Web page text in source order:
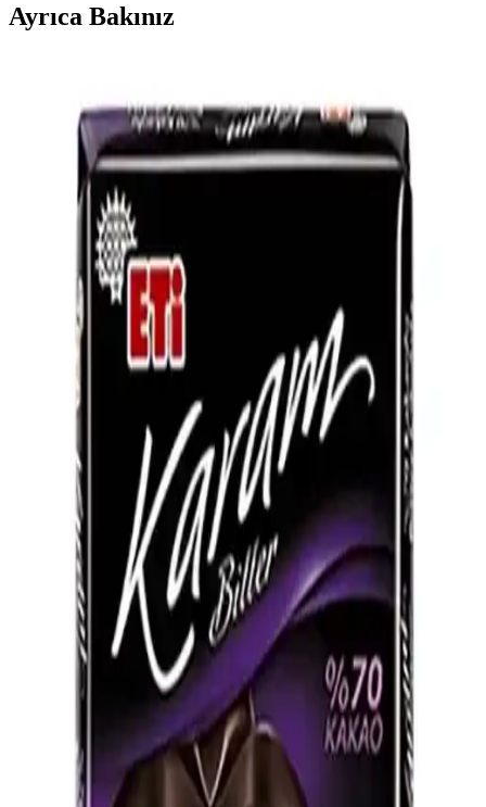
Ayrıca Bakınız
Tavsiyeleri
Bitter çikolata, yüksek kakao oranıyla sağlıklı seçenekler sunar. 20
gramı yaklaşık 100 kalori içerir, içeriğe göre değişir. Kontrollü
tüketim diyet ve sağlıklı yaşam için önemlidir.
Orta Koyulukta %60 Kakao İçeren Bitter
Çikolatanın Özellikleri ve Kullanım Alanları
Orta koyulukta, %60 kakao içeren bitter çikolata, dengeli tat profili
ve çok yönlü kullanım alanlarıyla hem tatlı yapımında hem de
içeceklerde tercih edilir.
Çikolata Çeşitleri ve Özellikleri: Sütlü, Bitter, Beyaz
ve Dolgulu Çikolataların Detaylı İncelenmesi
Çikolata çeşitleri, özellikleri ve kullanım alanları hakkında kapsamlı
bilgiler içerir. Sütlü, bitter, beyaz ve dolgulu çikolataların farklı tat ve
özellikleri detaylandırılır.
Kakao Oranı Yüksek Bitter Çikolata: Özellikler ve
Piyasadaki Durumun Analizi
Kakao oranı yüksek bitter çikolata, yoğun aroma ve az şeker
içeriğiyle öne çıkar. Piyasadaki spesifik markalar hakkında bilgi
sınırlı olsa da, kakao oranı tadı ve sağlığı etkiler.
Gürsoy Bitter Fındık Kreması Hakkında Mevcut
Bilgiler ve Genel Değerlendirme
Gürsoy Bitter Fındık Kreması hakkında çevrimiçi kaynaklarda sınırlı
bilgi bulunuyor. Ürün özellikleri, kullanım alanları ve piyasa
konumu hakkında somut verilere erişim mümkün değil.